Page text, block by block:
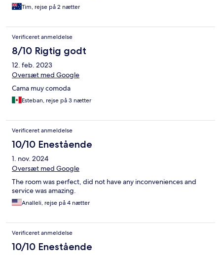
Tim, rejse på 2 nætter
Verificeret anmeldelse
8/10 Rigtig godt
12. feb. 2023
Oversæt med Google
Cama muy comoda
Esteban, rejse på 3 nætter
Verificeret anmeldelse
10/10 Enestående
1. nov. 2024
Oversæt med Google
The room was perfect, did not have any inconveniences and
service was amazing.
Analleli, rejse på 4 nætter
Verificeret anmeldelse
10/10 Enestående